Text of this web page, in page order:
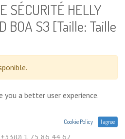
SÉCURITÉ HELLY
BOA S3 [Taille: Taille
Une question sur un produit :
1 75 86 44 62
you a better user experience.
Cookie Policy I agree